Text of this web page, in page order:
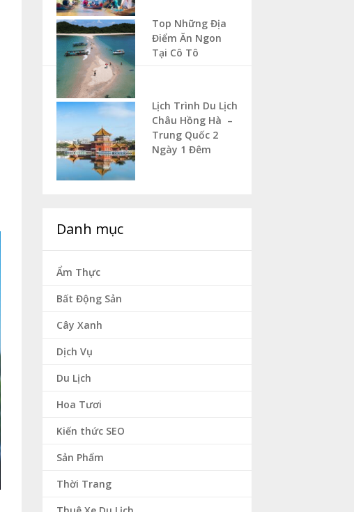
Top Những Địa
Điểm Ăn Ngon
Tại Cô Tô
Lịch Trình Du Lịch
Châu Hồng Hà –
Trung Quốc 2
Ngày 1 Đêm
Danh mục
Ẩm Thực
Bất Động Sản
Cây Xanh
Dịch Vụ
Du Lịch
Hoa Tươi
Kiến thức SEO
Sản Phẩm
Thời Trang